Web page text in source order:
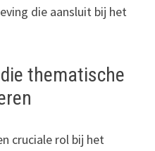
die aansluit bij het
thematische
cruciale rol bij het